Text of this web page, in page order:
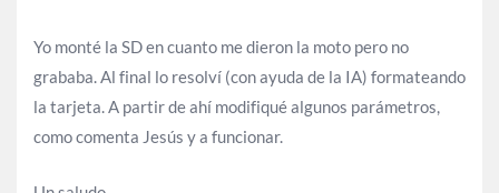
Yo monté la SD en cuanto me dieron la moto pero no
grababa. Al final lo resolví (con ayuda de la IA) formateando
la tarjeta. A partir de ahí modifiqué algunos parámetros,
como comenta Jesús y a funcionar.